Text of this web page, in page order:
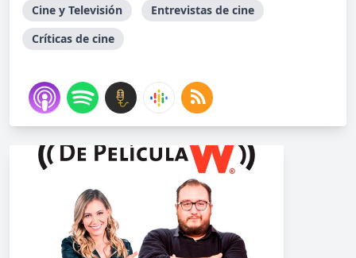
Cine y Televisión
Entrevistas de cine
Críticas de cine